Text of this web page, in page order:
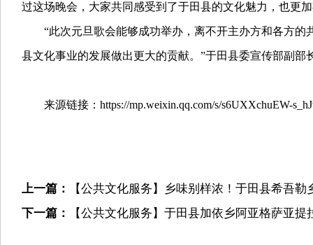
过这场晚会，大家共同感受到了于田县的文化魅力，也更
“此次元旦歌会能够成功举办，离不开主办方和各方的
县文化事业的发展做出更大的贡献。”于田县委宣传部副部
来源链接：https://mp.weixin.qq.com/s/s6UXXchuEW-
上一篇：
【公共文化服务】乡味别样浓！于田县希吾
下一篇：
【公共文化服务】于田县加依乡阿亚格萨亚